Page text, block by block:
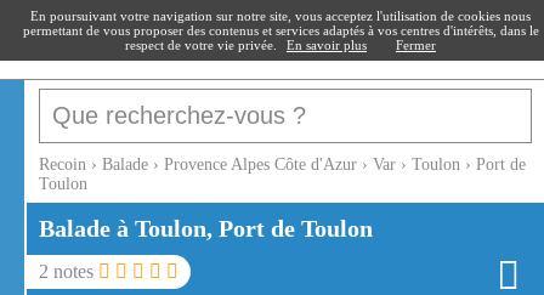
recoin.fr
Recoin › Balade › Provence Alpes Côte d'Azur › Var › Toulon › Port de
Toulon
Balade à Toulon, Port de Toulon
2 notes
En poursuivant votre navigation sur notre site, vous acceptez l'utilisation de cookies nous
permettant de vous proposer des contenus et services adaptés à vos centres d'intérêts, dans le
respect de votre vie privée.
En savoir plus Fermer